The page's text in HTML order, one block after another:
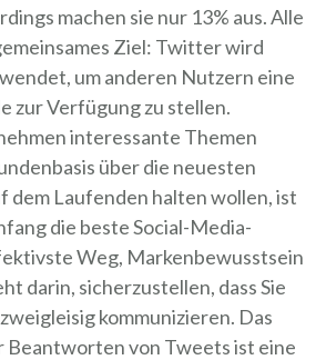
machen sie nur 13% aus. Alle
Ziel: Twitter wird
um anderen Nutzern eine
zur Verfügung zu stellen.
interessante Themen
über die neuesten
dem Laufenden halten wollen, ist
die beste Social-Media-
Weg, Markenbewusstsein
darin, sicherzustellen, dass Sie
kommunizieren. Das
Beantworten von Tweets ist eine